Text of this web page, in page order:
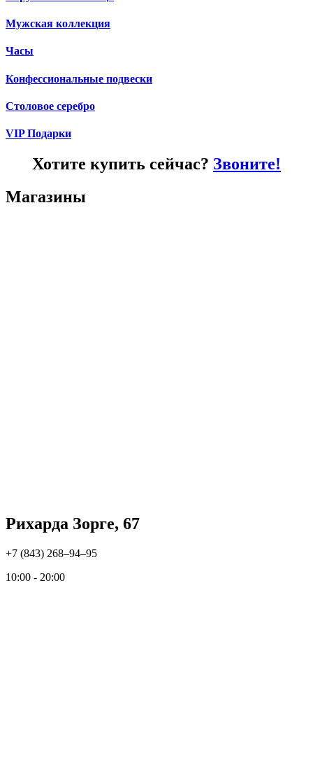
Мужская коллекция
Часы
Конфессиональные подвески
Столовое серебро
VIP Подарки
Хотите купить сейчас? Звоните!
Магазины
Рихарда Зорге, 67
+7 (843) 268‒94‒95
10:00 - 20:00